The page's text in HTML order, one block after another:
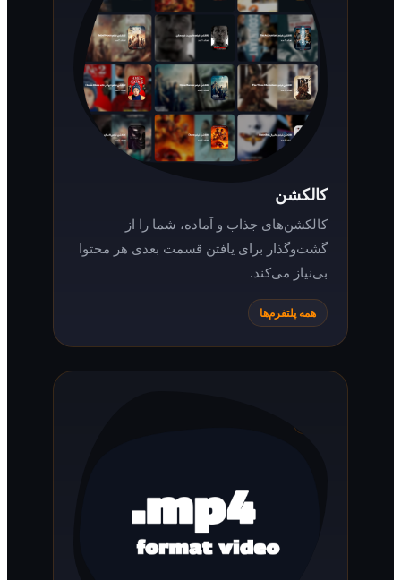
کالکشن‌های جذاب و آماده، شما را از
گشت‌وگذار برای یافتن قسمت بعدی هر محتوا
بی‌نیاز می‌کند.
همه پلتفرم‌ها